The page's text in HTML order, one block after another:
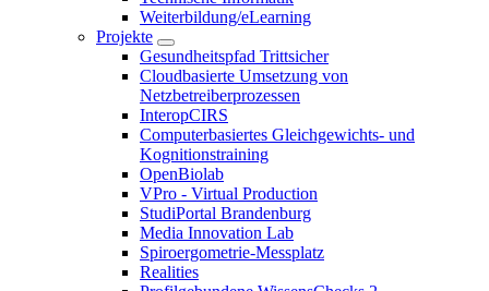
Weiterbildung/eLearning
Projekte
Gesundheitspfad Trittsicher
Cloudbasierte Umsetzung von
Netzbetreiberprozessen
InteropCIRS
Computerbasiertes Gleichgewichts- und
Kognitionstraining
OpenBiolab
VPro - Virtual Production
StudiPortal Brandenburg
Media Innovation Lab
Spiroergometrie-Messplatz
Realities